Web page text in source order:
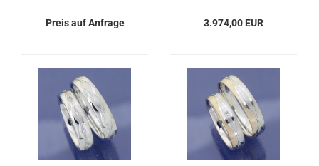
Preis auf Anfrage 3.974,00 EUR